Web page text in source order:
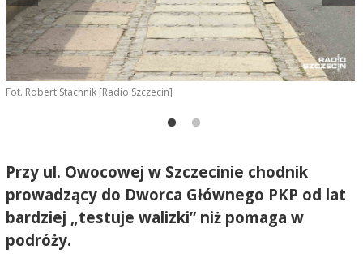
Fot. Robert Stachnik [Radio Szczecin]
Przy ul. Owocowej w Szczecinie chodnik
prowadzący do Dworca Głównego PKP od lat
bardziej „testuje walizki” niż pomaga w
podróży.